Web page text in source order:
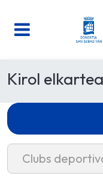
Kirol
Clubs